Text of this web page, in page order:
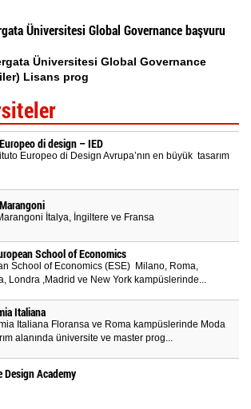
Üniversitesi Global Governance başvuru
Üniversitesi Global Governance
Lisans prog
di design – IED
Europeo di Design Avrupa’nın en büyük tasarım
İtalya, İngiltere ve Fransa
School of Economics
School of Economics (ESE) Milano, Roma,
Londra ,Madrid ve New York kampüslerinde...
Italiana
Italiana Floransa ve Roma kampüslerinde Moda
alanında üniversite ve master prog...
Design Academy